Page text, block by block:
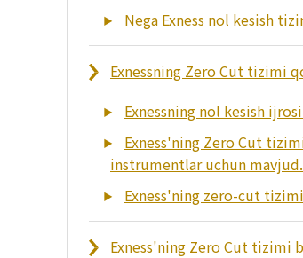
Nega Exness nol kesish
Exnessning Zero Cut tizimi
Exnessning nol kesish
Exness'ning Zero Cut
instrumentlar uchun mavjud.
Exness'ning zero-cut
Exness'ning Zero Cut tizimi